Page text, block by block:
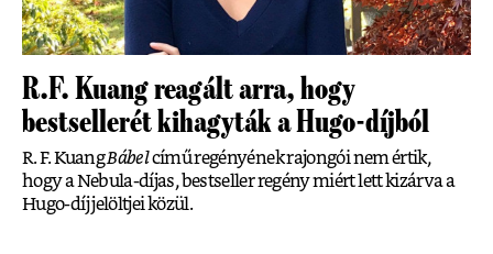
R.F. Kuang reagált arra, hogy
bestsellerét kihagyták a Hugo-díjból
R. F. KuangBábelcímű regényének rajongói nem értik,
hogy a Nebula-díjas, bestseller regény miért lett kizárva a
Hugo-díj jelöltjei közül.